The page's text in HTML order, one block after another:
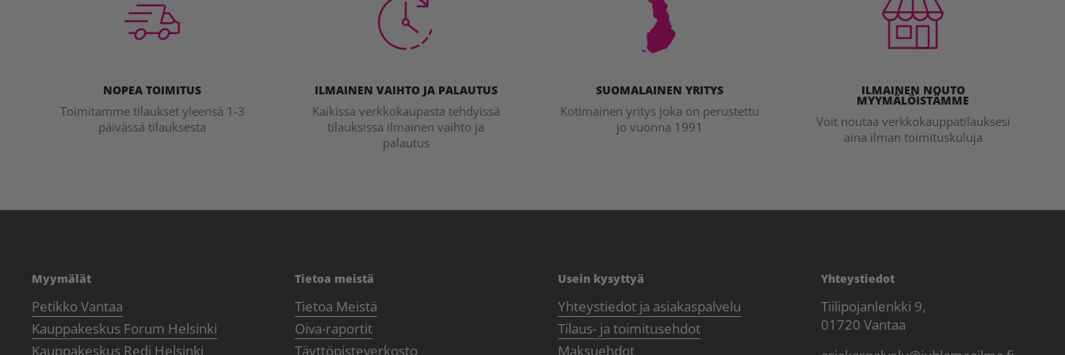
NOPEA TOIMITUS
Toimitamme tilaukset yleensä 1-3
päivässä tilauksesta
ILMAINEN VAIHTO JA PALAUTUS
Kaikissa verkkokaupasta tehdyissä
tilauksissa ilmainen vaihto ja
palautus
SUOMALAINEN YRITYS
Kotimainen yritys joka on perustettu
jo vuonna 1991
ILMAINEN NOUTO
MYYMÄLÖISTÄMME
Voit noutaa verkkokauppatilauksesi
aina ilman toimituskuluja
Myymälät
Petikko Vantaa
Kauppakeskus Forum Helsinki
Kauppakeskus Redi Helsinki
Tietoa meistä
Tietoa Meistä
Oiva-raportit
Täyttöpisteverkosto
Usein kysyttyä
Yhteystiedot ja asiakaspalvelu
Tilaus- ja toimitusehdot
Maksuehdot
Yhteystiedot
Tiilipojanlenkki 9,
01720 Vantaa